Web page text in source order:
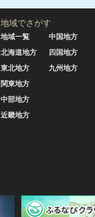
地域でさがす
地域一覧
北海道地方
東北地方
関東地方
中部地方
近畿地方
中国地方
四国地方
九州地方